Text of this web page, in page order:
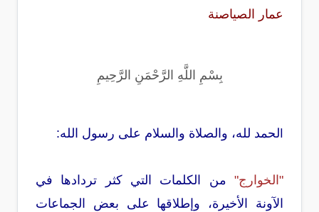
عمار الصياصنة
بِسْمِ اللَّهِ الرَّحْمَنِ الرَّحِيمِ
لحمد لله، والصلاة والسلام على رسول الله:
"الخوارج"
من الكلمات التي كثر تردادها في
الآونة الأخيرة، وإطلاقها على بعض الجماعات